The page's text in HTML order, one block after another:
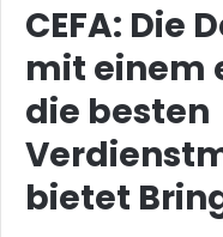
CEFA: Die
mit einem
die besten
bietet